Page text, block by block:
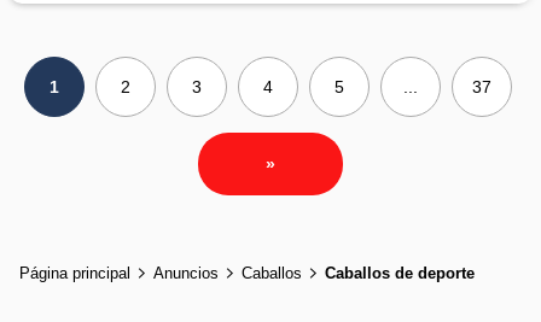
1 2 3 4 5 37
»
Página principal Anuncios Caballos Caballos de deporte